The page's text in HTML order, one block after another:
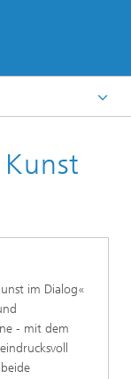
im Dialog«
- mit dem